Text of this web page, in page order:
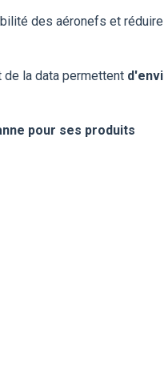
des aéronefs et
la data permettent
pour ses produits